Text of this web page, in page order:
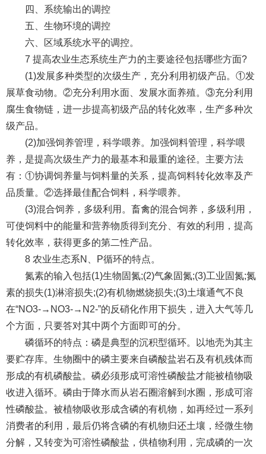
四、系统输出的调控
五、生物环境的调控
六、区域系统水平的调控。
7 提高农业生态系统生产力的主要途径包括哪些方面?
(1)发展多种类型的次级生产，充分利用初级产品。①发
展草食动物。②充分利用水面、发展水面养殖。③充分利用
腐生食物链，进一步提高初级产品的转化效率，生产多种次
级产品。
(2)加强饲养管理，科学喂养。加强饲料管理，科学喂
养，是提高次级生产力的最基本和最重的途径。主要方法
有：①协调饲养量与饲料量的关系，提高饲料转化效率及产
品质量。②选择最佳配合饲料，科学喂养。
(3)混合饲养，多级利用。畜禽的混合饲养，多级利用，
可使饲料中的能量和营养物质得到充分、有效的利用，提高
转化效率，获得更多的第二性产品。
8 农业生态系N、P循环的特点。
氮素的输入包括(1)生物固氮;(2)气象固氮;(3)工业固氮;氮
素的损失(1)淋溶损失;(2)有机物燃烧损失;(3)土壤通气不良
在“NO3-→NO3-→N2-”的反硝化作用下损失，进入大气等几
个方面，只要答对其中两个方面即可的分。
磷循环的特点：磷是典型的沉积型循环。以地壳为其主
要贮存库。生物圈中的磷主要来自磷酸盐岩石及有机残体而
形成的有机磷酸盐。磷必须形成可溶性磷酸盐才能被植物吸
收进入循环。磷由于降水而从岩石圈溶解到水圈，形成可溶
性磷酸盐。被植物吸收形成含磷的有机物，如再经过一系列
消费者的利用，最后仍将含磷的有机物归还土壤，经微生物
分解，又转变为可溶性磷酸盐，供植物利用，完成磷的一次